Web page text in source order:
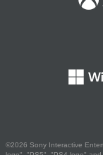
©2026 Sony Interactive